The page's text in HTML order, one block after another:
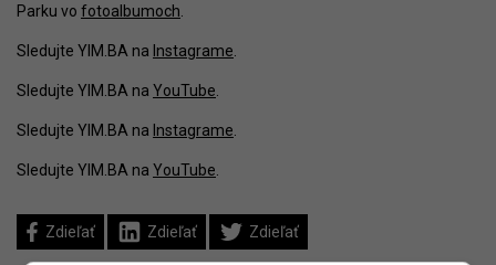
Parku vo fotoalbumoch
Sledujte YIM.BA na Instagrame
Sledujte YIM.BA na YouTube
Sledujte YIM.BA na Instagrame
Sledujte YIM.BA na YouTube
Zdieľať Zdieľať Zdieľať